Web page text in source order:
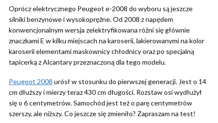
Oprócz elektrycznego Peugeot e-2008 do wyboru są jeszcze
silniki benzynowe i wysokoprężne. Od 2008 z napędem
konwencjonalnym wersja zelektryfikowana różni się głównie
znaczkami E w kilku miejscach na karoserii, lakierowanymi na kolor
karoserii elementami maskownicy chłodnicy oraz po specjalną
tapicerką z Alcantary przeznaczoną dla tego modelu.
Peugeot 2008 urósł w stosunku do pierwszej generacji. Jest o 14
cm dłuższy i mierzy teraz 430 cm długości. Rozstaw osi wydłużył
się o 6 centymetrów. Samochód jest też o parę centymetrów
szerszy, ale niższy. Co jeszcze się zmieniło? Zapraszam na test!